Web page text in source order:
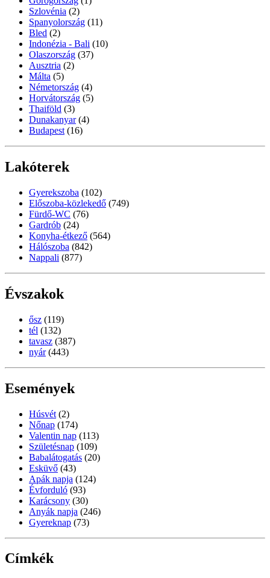
Szlovénia (2)
Spanyolország (11)
Bled (2)
Indonézia - Bali (10)
Olaszország (37)
Ausztria (2)
Málta (5)
Németország (4)
Horvátország (5)
Thaiföld (3)
Dunakanyar (4)
Budapest (16)
Lakóterek
Gyerekszoba (102)
Előszoba-közlekedő (749)
Fürdő-WC (76)
Gardrób (24)
Konyha-étkező (564)
Hálószoba (842)
Nappali (877)
Évszakok
ősz (119)
tél (132)
tavasz (387)
nyár (443)
Események
Húsvét (2)
Nőnap (174)
Valentin nap (113)
Születésnap (109)
Babalátogatás (20)
Esküvő (43)
Apák napja (124)
Évforduló (93)
Karácsony (30)
Anyák napja (246)
Gyereknap (73)
Címkék